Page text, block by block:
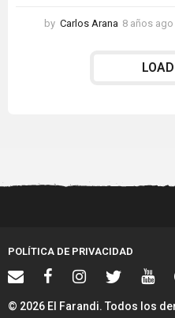
by Carlos Arana 8 años ago
POLÍTICA DE PRIVACIDAD
© 2026 El Farandi. Todos los